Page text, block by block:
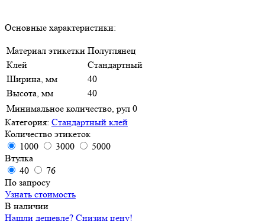
Основные характеристики:
Материал этикетки Полуглянец
Клей
Стандартный
Ширина, мм
40
Высота, мм
40
Минимальное количество, рул 0
Категория: Стандартный клей
Количество этикеток
1000
3000
5000
Втулка
40
76
По запросу
Узнать стоимость
В наличии
Нашли дешевле? Снизим цену!